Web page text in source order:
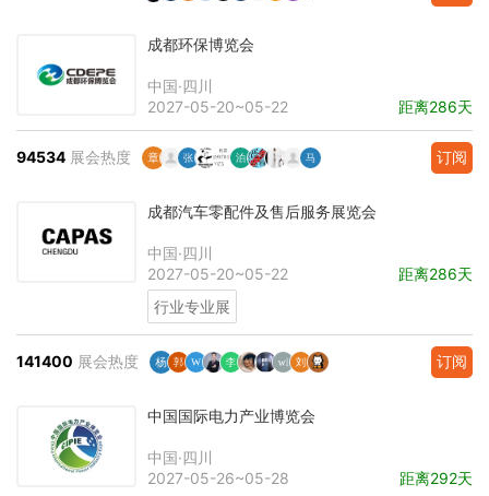
成都环保博览会
中国·四川
2027-05-20~05-22
距离286天
94534 展会热度 订阅
成都汽车零配件及售后服务展览会
中国·四川
2027-05-20~05-22
距离286天
行业专业展
141400 展会热度 订阅
中国国际电力产业博览会
中国·四川
2027-05-26~05-28
距离292天